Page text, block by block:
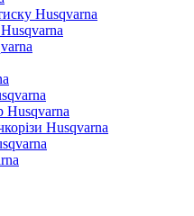
Husqvarna
Husqvarna
Husqvarna